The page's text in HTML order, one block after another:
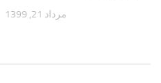
مرداد 21, 1399